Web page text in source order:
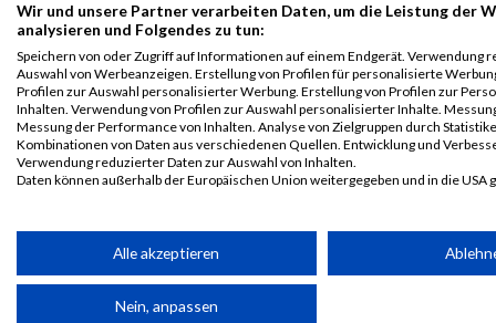
Wir und unsere Partner verarbeiten Daten, um die Leistung der
analysieren und Folgendes zu tun:
Speichern von oder Zugriff auf Informationen auf einem Endgerät. Verwendung
Auswahl von Werbeanzeigen. Erstellung von Profilen für personalisierte
Profilen zur Auswahl personalisierter Werbung. Erstellung von Profilen zur
Inhalten. Verwendung von Profilen zur Auswahl personalisierter Inhalte.
Messung der Performance von Inhalten. Analyse von Zielgruppen durch
Kombinationen von Daten aus verschiedenen Quellen. Entwicklung und
Verwendung reduzierter Daten zur Auswahl von Inhalten.
Daten können außerhalb der Europäischen Union weitergegeben und in die USA
Partnerliste anzeigen (1 IAB-Anbieter)
Wir nutzen Ihre Daten für folgende Zwecke:
IAB-Verarbeitungszwecke:
Alle akzeptieren
Nein, anpassen